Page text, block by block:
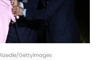
GettyImages